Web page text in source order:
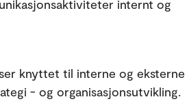
internt og
knyttet til interne og eksterne
- og organisasjonsutvikling.